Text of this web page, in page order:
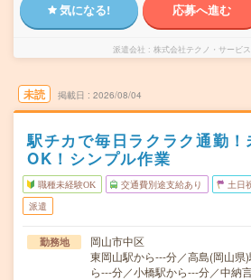
気になる! 応募へ進む
派遣会社 株式会社テクノ・サービ
未読 掲載日 2026/08/04
駅チカで毎日ラクラク通勤！
OK！シンプル作業
職種未経験OK 交通費別途支給あり 土日
派遣
勤務地
岡山市中区
東岡山駅から---分／高島(岡山県
ら---分／小橋駅から---分／中納